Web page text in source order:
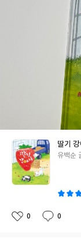
양이다:) 딸기에
리 강아지는 딸기
한 방법을 동원해
도우미가 나타난다. 이웃집 아주머니가 맡기고 간 고양이. 과연 우리
강아지와 고양이
와 고양이가 범인을 찾기
특성이 조금씩 나
무 귀엽다. 범인의
게 되었다:) 표지
있는 딸기의 다양한
자기한 그림들과
들과 읽기도 좋고, 사후 활동으로 다양한 활동들을 할 수 있기에 딸
기디저트가 쏟아지
지금부터 봄까지,
딸기 강
글
유백순
좋
0
댓
0
작